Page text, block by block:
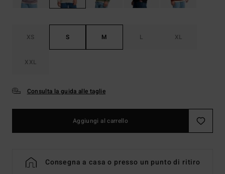
XS S M L XL
XXL
Consulta la guida alle taglie
Aggiungi al carrello
Consegna a casa o presso un punto di ritiro